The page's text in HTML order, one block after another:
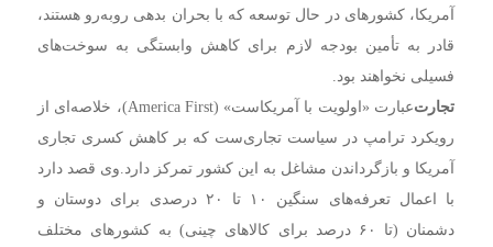
آمریکا، کشورهای در حال توسعه که با بحران بدهی روبه‌رو هستند،
قادر به تأمین بودجه لازم برای کاهش وابستگی به سوخت‌های
فسیلی نخواهند بود.
تجارت
عبارت «اولویت با آمریکاست» (America First)، خلاصه‌ای از
رویکرد ترامپ در سیاست تجاری‌ست که بر کاهش کسری تجاری
آمریکا و بازگرداندن مشاغل به این کشور تمرکز دارد.وی قصد دارد
با اعمال تعرفه‌های سنگین ۱۰ تا ۲۰ درصدی برای دوستان و
دشمنان (تا ۶۰ درصد برای کالاهای چینی) به کشورهای مختلف